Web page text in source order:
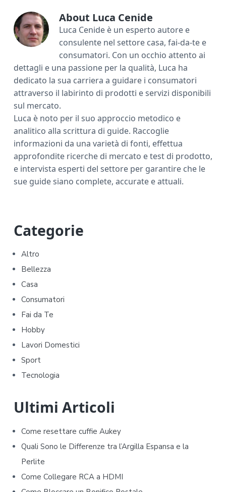
ok di
About Luca Cenide
Luca Cenide è un esperto autore e
consulente nel settore casa, fai-da-te e
consumatori. Con un occhio attento ai
dettagli e una passione per la qualità, Luca ha
dedicato la sua carriera a guidare i consumatori
attraverso il labirinto di prodotti e servizi disponibili
sul mercato.
Luca è noto per il suo approccio metodico e
analitico alla scrittura di guide. Raccoglie
informazioni da una varietà di fonti, effettua
approfondite ricerche di mercato e test di prodotto,
e intervista esperti del settore per garantire che le
sue guide siano complete, accurate e attuali.
P
r
i
m
a
r
y
S
d
e
b
a
r
Categorie
Altro
Bellezza
Casa
Consumatori
Fai da Te
Hobby
Lavori Domestici
Sport
Tecnologia
Ultimi Articoli
Come resettare cuffie Aukey​​
Quali Sono le Differenze tra l’Argilla Espansa e la
Perlite
Come Collegare RCA a HDMI